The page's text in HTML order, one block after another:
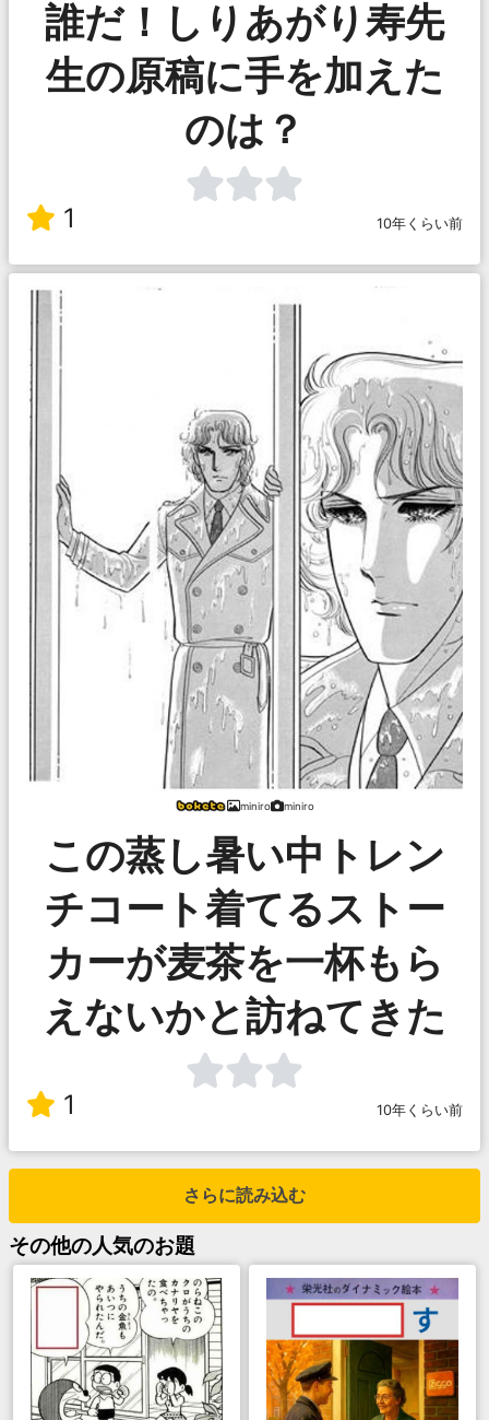
誰だ！しりあがり寿先
生の原稿に手を加えた
のは？
1 10年くらい前
miniro miniro
この蒸し暑い中トレン
チコート着てるストー
カーが麦茶を一杯もら
えないかと訪ねてきた
1 10年くらい前
さらに読み込む
その他の人気のお題